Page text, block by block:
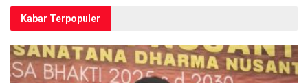
Kabar Terpopuler